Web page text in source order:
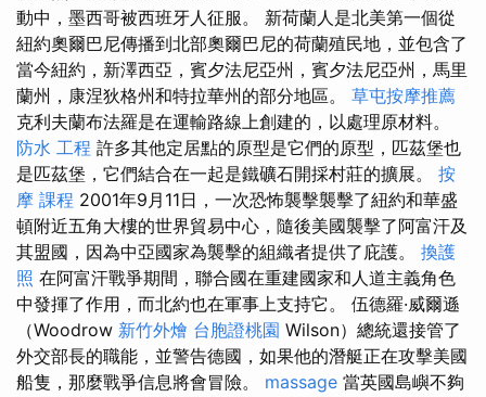
動中，墨西哥被西班牙人征服。 新荷蘭人是北美第一個從
紐約奧爾巴尼傳播到北部奧爾巴尼的荷蘭殖民地，並包含了
當今紐約，新澤西亞，賓夕法尼亞州，賓夕法尼亞州，馬里
蘭州，康涅狄格州和特拉華州的部分地區。 草屯按摩推薦
克利夫蘭布法羅是在運輸路線上創建的，以處理原材料。
防水 工程 許多其他定居點的原型是它們的原型，匹茲堡也
是匹茲堡，它們結合在一起是鐵礦石開採村莊的擴展。 按
摩 課程 2001年9月11日，一次恐怖襲擊襲擊了紐約和華盛
頓附近五角大樓的世界貿易中心，隨後美國襲擊了阿富汗及
其盟國，因為中亞國家為襲擊的組織者提供了庇護。 換護
照 在阿富汗戰爭期間，聯合國在重建國家和人道主義角色
中發揮了作用，而北約也在軍事上支持它。 伍德羅·威爾遜
（Woodrow 新竹外燴 台胞證桃園 Wilson）總統還接管了
外交部長的職能，並警告德國，如果他的潛艇正在攻擊美國
船隻，那麼戰爭信息將會冒險。 massage 當英國島嶼不夠